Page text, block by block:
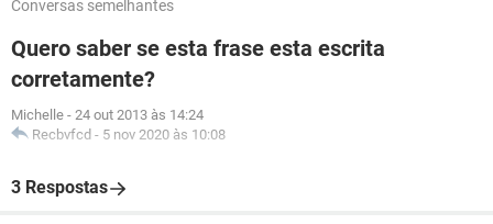
Conversas semelhantes
Quero saber se esta frase esta escrita
corretamente?
Michelle - 24 out 2013 às 14:24
Recbvfcd - 5 nov 2020 às 10:08
3 Respostas